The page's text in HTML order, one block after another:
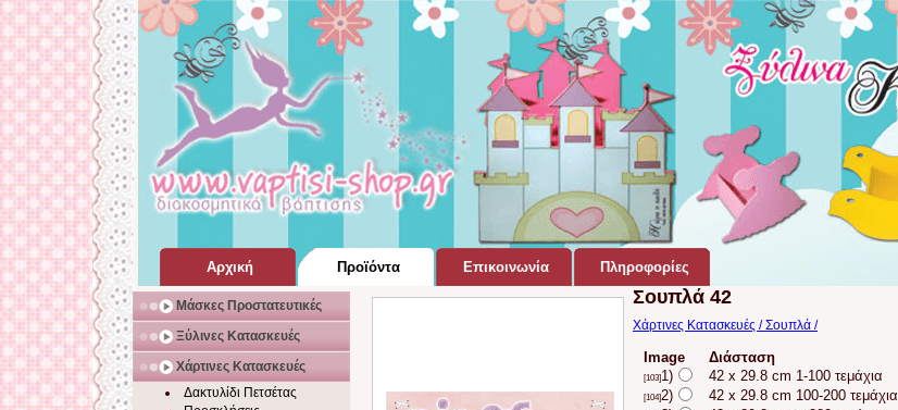
Αρχική
Σελίδα Home Page
Προϊόντα Επικοινωνία Πληροφορίες
Μάσκες Προστατευτικές
Ξύλινες Κατασκευές
Χάρτινες Κατασκευές
Δακτυλίδι Πετσέτας
Σουπλά 42
Χάρτινες Κατασκευές / Σουπλά /
Image Διάσταση
[103] 1) 42 x 29.8 cm 1-100 τεμάχια
[104]2) 42 x 29.8 cm 100-200 τεμάχια